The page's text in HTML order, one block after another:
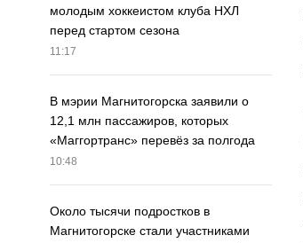
молодым хоккеистом клуба НХЛ
перед стартом сезона
11:17
В мэрии Магнитогорска заявили о
12,1 млн пассажиров, которых
«Маггортранс» перевёз за полгода
10:48
Около тысячи подростков в
Магнитогорске стали участниками